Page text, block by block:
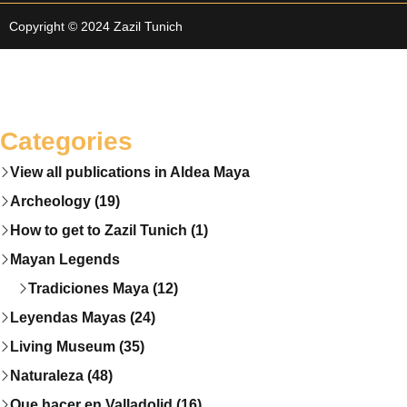
Copyright © 2024 Zazil Tunich
Categories
View all publications in Aldea Maya
Archeology (19)
How to get to Zazil Tunich (1)
Mayan Legends
Tradiciones Maya (12)
Leyendas Mayas (24)
Living Museum (35)
Naturaleza (48)